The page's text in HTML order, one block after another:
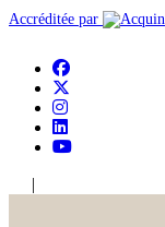
Accréditée par
|